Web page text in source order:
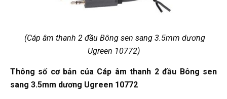
(Cáp âm thanh 2 đầu Bông sen sang 3.5mm dương
Ugreen 10772)
Thông số cơ bản của Cáp âm thanh 2 đầu Bông sen
sang 3.5mm dương Ugreen 10772